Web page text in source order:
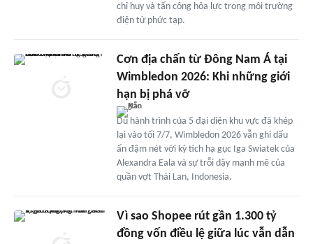
chỉ huy và tấn công hỏa lực trong môi trường
điện từ phức tạp.
Cơn địa chấn từ Đông Nam Á tại
Wimbledon 2026: Khi những giới
hạn bị phá vỡ
Dù hành trình của 5 đại diện khu vực đã khép
lại vào tối 7/7, Wimbledon 2026 vẫn ghi dấu
ấn đậm nét với kỳ tích hạ gục Iga Swiatek của
Alexandra Eala và sự trỗi dậy mạnh mẽ của
quần vợt Thái Lan, Indonesia.
Vì sao Shopee rút gần 1.300 tỷ
đồng vốn điều lệ giữa lúc vẫn dẫn